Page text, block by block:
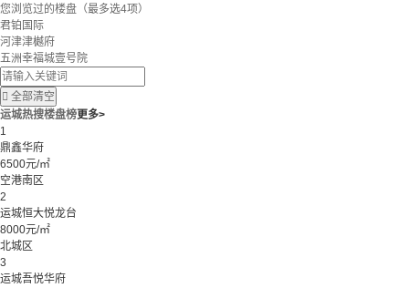
您浏览过的楼盘 （最多选4项）
君铂国际
河津津樾府
五洲幸福城壹号院
 全部清空
运城热搜楼盘榜更多>
1
鼎鑫华府
6500元/㎡
空港南区
2
运城恒大悦龙台
8000元/㎡
北城区
3
运城吾悦华府